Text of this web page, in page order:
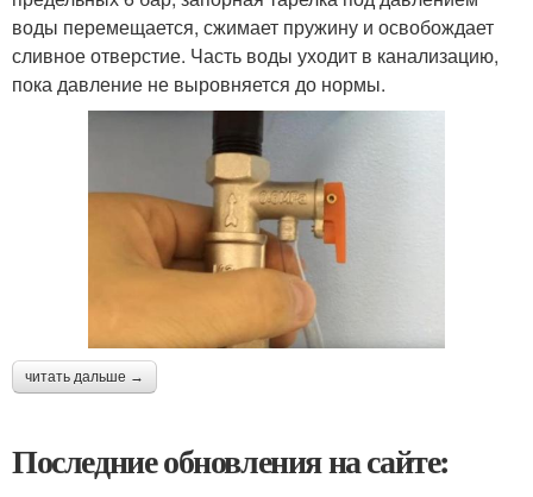
воды перемещается, сжимает пружину и освобождает
сливное отверстие. Часть воды уходит в канализацию,
пока давление не выровняется до нормы.
читать дальше →
Последние обновления на сайте: